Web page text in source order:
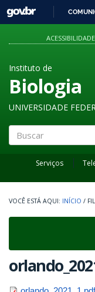
GOVBR
ACESSIBILIDADE
Instituto de
Biologia
UNIVERSIDADE
Serviços
INÍCIO /